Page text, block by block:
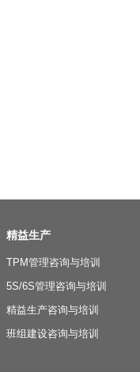
精益生产
TPM管理咨询与培训
5S/6S管理咨询与培训
精益生产咨询与培训
班组建设咨询与培训